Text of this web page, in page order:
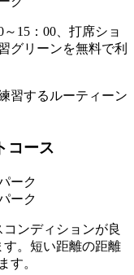
15：00、打席ショ
グリーンを無料で利
習するルーティーン
コース
ンディションが良
。短い距離の距離
す。